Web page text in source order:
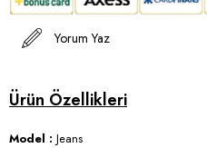
Yorum Yaz
Model : Jeans